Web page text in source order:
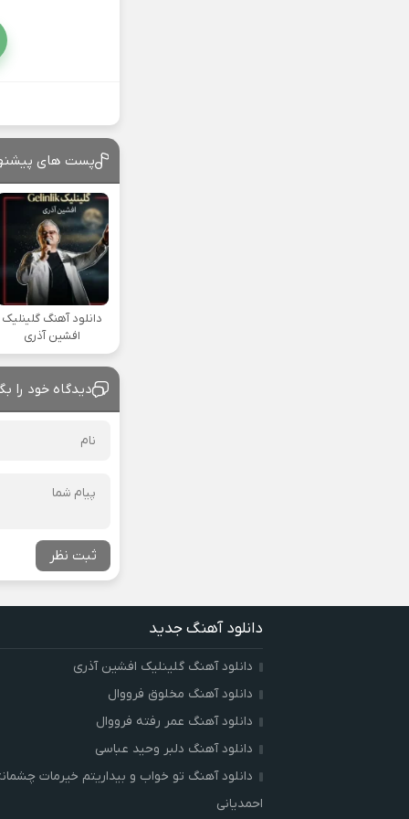
پست های
دانلود آهنگ گلینلیک
افشین آذری
دیدگاه خود را
ثبت نظر
دانلود آهنگ جدید
دانلود آهنگ گلینلیک افشین آذری
دانلود آهنگ مخلوق فرووال
دانلود آهنگ عمر رفته فرووال
دانلود آهنگ دلبر وحید عباسی
دانلود آهنگ تو خواب و بیداریتم خیرمات
احمدیانی